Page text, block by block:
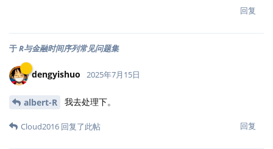
回复
于R与金融时间序列常见问题集
dengyishuo 2025年7月15日
albert-R 我去处理下。
回复
Cloud2016 回复了此帖